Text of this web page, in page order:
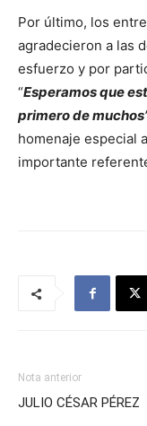
Por último, los
agradecieron a las
esfuerzo y por
“Esperamos que
primero de
homenaje especial
importante
Nota anterior
JULIO CÉSAR PÉREZ